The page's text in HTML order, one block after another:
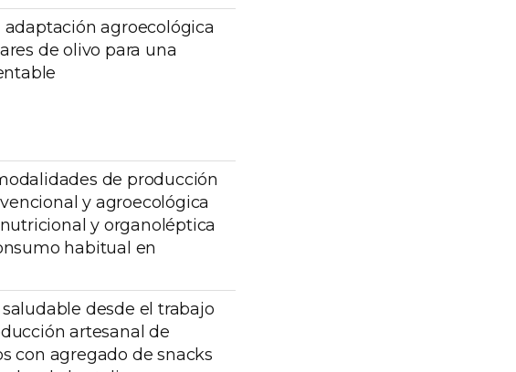
adaptación agroecológica
de olivo para una
de producción
y agroecológica
y organoléptica
habitual en
desde el trabajo
artesanal de
con agregado de snacks